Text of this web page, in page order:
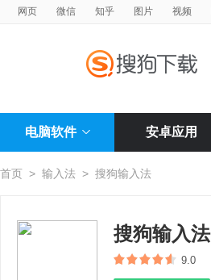
网页 微信 知乎 图片 视频
电脑软件 安卓应用
首页 > 输入法 > 搜狗输入法
搜狗输入法
9.0